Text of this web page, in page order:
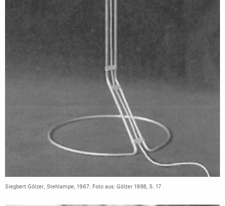
Siegbert Gölzer, Stehlampe, 1967. Foto aus: Gölzer 1988, S. 17